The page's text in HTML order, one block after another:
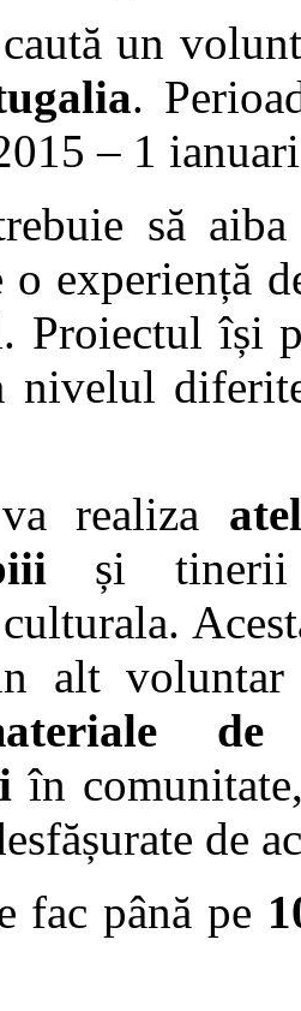
un
.
– 1
să
o experiență
Proiectul își
nivelul
realiza
și tinerii
alt voluntar
în
de
fac până pe